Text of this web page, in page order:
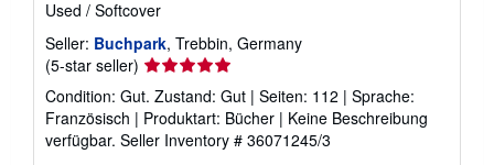
Used / Softcover
Seller: Buchpark, Trebbin, Germany
(5-star seller) Seller
rating
5
out
of
Condition: Gut. Zustand: Gut | Seiten: 112 | Sprache:
Französisch | Produktart: Bücher | Keine Beschreibung
verfügbar. Seller Inventory # 36071245/3